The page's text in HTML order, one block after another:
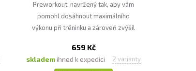
Preworkout, navržený tak, aby vám
pomohl dosáhnout maximálního
výkonu při tréninku a zároveň zvýšil
659 Kč
sklademihned k expedici 2 varianty